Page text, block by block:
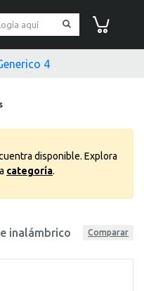
disponible. Explora
categoría.
inalámbrico
Comparar